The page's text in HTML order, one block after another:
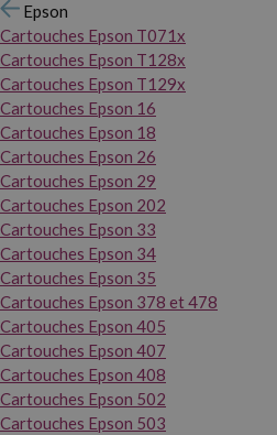
Epson
Cartouches Epson T071x
Cartouches Epson T128x
Cartouches Epson T129x
Cartouches Epson 16
Cartouches Epson 18
Cartouches Epson 26
Cartouches Epson 29
Cartouches Epson 202
Cartouches Epson 33
Cartouches Epson 34
Cartouches Epson 35
Cartouches Epson 378 et 478
Cartouches Epson 405
Cartouches Epson 407
Cartouches Epson 408
Cartouches Epson 502
Cartouches Epson 503